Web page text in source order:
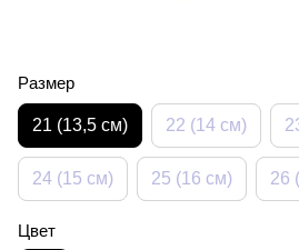
Размер
21 (13,5 см) 22 (14 см)
24 (15 см) 25 (16 см) 26
Цвет